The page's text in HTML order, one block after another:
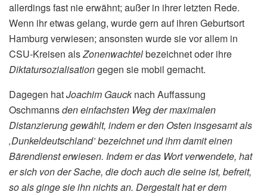
allerdings fast nie erwähnt; außer in ihrer letzten Rede.
Wenn ihr etwas gelang, wurde gern auf ihren Geburtsort
Hamburg verwiesen; ansonsten wurde sie vor allem in
CSU-Kreisen alsZonenwachtelbezeichnet oder ihre
Diktatursozialisationgegen sie mobil gemacht.
Dagegen hatJoachim Gaucknach Auffassung
Oschmannsden einfachsten Weg der maximalen
Distanzierung gewählt, indem er den Osten insgesamt als
‚Dunkeldeutschland’ bezeichnet und ihm damit einen
Bärendienst erwiesen. Indem er das Wort verwendete, hat
er sich von der Sache, die doch auch die seine ist, befreit,
so als ginge sie ihn nichts an. Dergestalt hat er dem